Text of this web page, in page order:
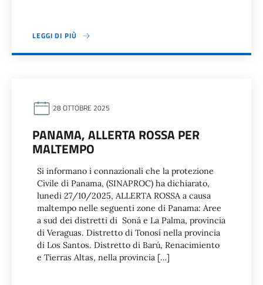
LEGGI DI PIÙ
28 OTTOBRE 2025
PANAMA, ALLERTA ROSSA PER
MALTEMPO
Si informano i connazionali che la protezione
Civile di Panama, (SINAPROC) ha dichiarato,
lunedi 27/10/2025, ALLERTA ROSSA a causa
maltempo nelle seguenti zone di Panama: Aree
a sud dei distretti di Soná e La Palma, provincia
di Veraguas. Distretto di Tonosí nella provincia
di Los Santos. Distretto di Barú, Renacimiento
e Tierras Altas, nella provincia […]